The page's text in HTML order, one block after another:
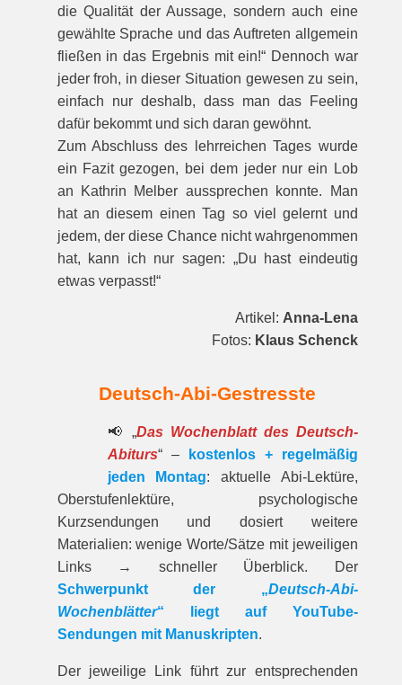
die Qualität der Aussage, sondern auch eine
gewählte Sprache und das Auftreten allgemein
fließen in das Ergebnis mit ein!“ Dennoch war
jeder froh, in dieser Situation gewesen zu sein,
einfach nur deshalb, dass man das Feeling
dafür bekommt und sich daran gewöhnt.
Zum Abschluss des lehrreichen Tages wurde
ein Fazit gezogen, bei dem jeder nur ein Lob
an Kathrin Melber aussprechen konnte. Man
hat an diesem einen Tag so viel gelernt und
jedem, der diese Chance nicht wahrgenommen
hat, kann ich nur sagen: „Du hast eindeutig
etwas verpasst!“
Artikel: Anna-Lena
Fotos: Klaus Schenck
Deutsch-Abi-Gestresste
📢 „Das Wochenblatt des Deutsch-
Abiturs“ –
kostenlos + regelmäßig
jeden Montag: aktuelle Abi-Lektüre,
Oberstufenlektüre, psychologische
Kurzsendungen und dosiert weitere
Materialien: wenige Worte/Sätze mit jeweiligen
Links → schneller Überblick. Der
Schwerpunkt der „Deutsch-Abi-
Wochenblätter“ liegt auf YouTube-
Sendungen mit Manuskripten.
Der jeweilige Link führt zur entspre­chenden